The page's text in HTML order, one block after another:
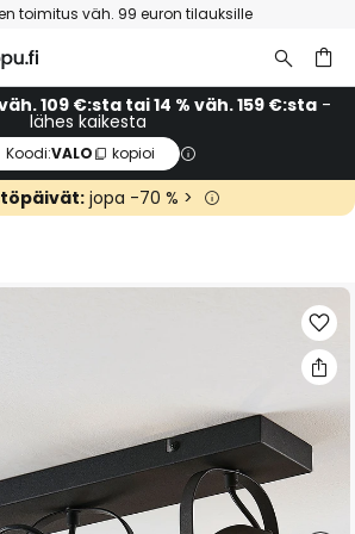
toimitus väh. 99 euron tilauksille
109 €:sta tai 14 % väh. 159 €:sta-
lähes kaikesta
Koodi:VALO kopioi
jopa -70 % >